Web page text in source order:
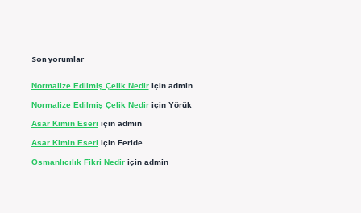
Son yorumlar
Normalize Edilmiş Çelik Nediriçin admin
Normalize Edilmiş Çelik Nediriçin Yörük
Asar Kimin Eseri için admin
Asar Kimin Eseri için Feride
Osmanlıcılık Fikri Nediriçin admin